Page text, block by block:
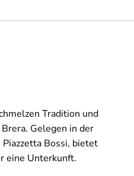
Tradition und
Gelegen in der
Bossi, bietet
eine Unterkunft.